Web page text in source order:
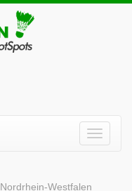
Nordrhein-Westfalen